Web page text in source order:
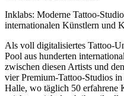
Inklabs: Moderne Tattoo-
internationalen Künstlern und
Als voll digitalisiertes Tattoo-
Pool aus hunderten
zwischen diesen Artists und
vier Premium-Tattoo-Studios
Halle, wo täglich 50 erfahrene